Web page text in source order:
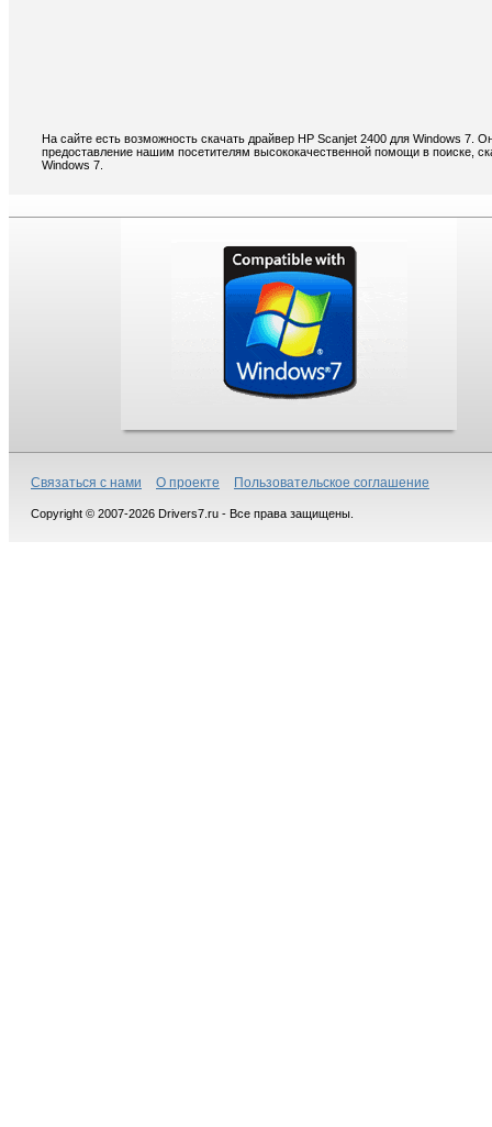
На сайте есть возможность скачать драйвер HP Scanjet 2400 для Windows 7.
предоставление нашим посетителям высококачественной помощи в поиске,
Windows 7.
Связаться с нами О проекте Пользовательское соглашение
Copyright © 2007-2026 Drivers7.ru - Все права защищены.